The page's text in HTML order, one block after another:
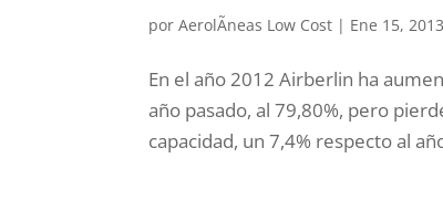
porAerolÃ­neas Low Cost | Ene 15, 2013
En el año 2012 Airberlin ha
año pasado, al 79,80%, pero
capacidad, un 7,4% respecto al